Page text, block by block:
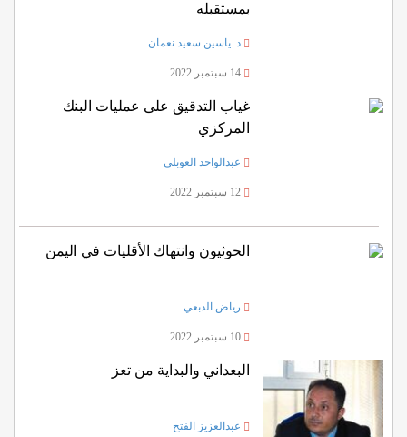
بمستقبله
د. ياسين سعيد نعمان
غياب التدقيق على عمليات البنك
المركزي
عبدالواحد العوبلي
الحوثيون وانتهاك الأقليات في اليمن
رياض الدبعي
البعداني والبداية من تعز
عبدالعزيز الفتح